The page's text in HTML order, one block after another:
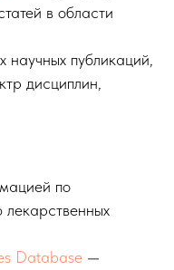
в области
публикаций,
дисциплин,
по
Database —